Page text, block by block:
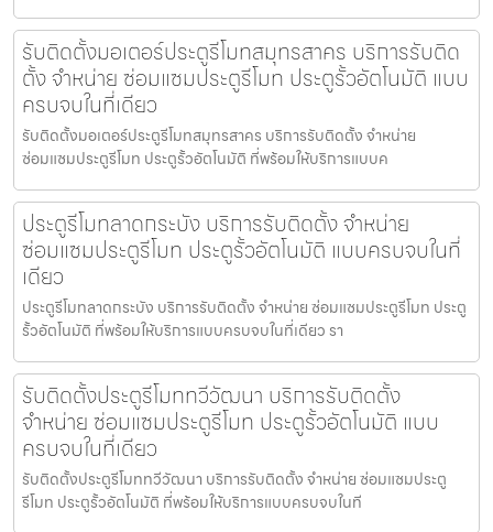
รับติดตั้งมอเตอร์ประตูรีโมทสมุทรสาคร บริการรับติด
ตั้ง จำหน่าย ซ่อมแซมประตูรีโมท ประตูรั้วอัตโนมัติ แบบ
ครบจบในที่เดียว
รับติดตั้งมอเตอร์ประตูรีโมทสมุทรสาคร บริการรับติดตั้ง จำหน่าย
ซ่อมแซมประตูรีโมท ประตูรั้วอัตโนมัติ ที่พร้อมให้บริการแบบค
ประตูรีโมทลาดกระบัง บริการรับติดตั้ง จำหน่าย
ซ่อมแซมประตูรีโมท ประตูรั้วอัตโนมัติ แบบครบจบในที่
เดียว
ประตูรีโมทลาดกระบัง บริการรับติดตั้ง จำหน่าย ซ่อมแซมประตูรีโมท ประตู
รั้วอัตโนมัติ ที่พร้อมให้บริการแบบครบจบในที่เดียว รา
รับติดตั้งประตูรีโมททวีวัฒนา บริการรับติดตั้ง
จำหน่าย ซ่อมแซมประตูรีโมท ประตูรั้วอัตโนมัติ แบบ
ครบจบในที่เดียว
รับติดตั้งประตูรีโมททวีวัฒนา บริการรับติดตั้ง จำหน่าย ซ่อมแซมประตู
รีโมท ประตูรั้วอัตโนมัติ ที่พร้อมให้บริการแบบครบจบในที